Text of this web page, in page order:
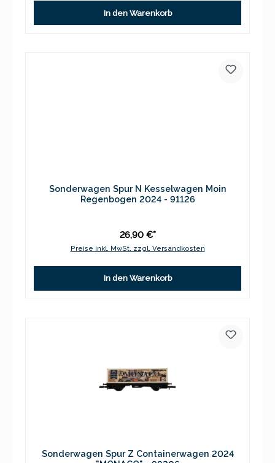
In den Warenkorb
Sonderwagen Spur N Kesselwagen Moin
Regenbogen 2024 - 91126
26,90 €*
Preise inkl. MwSt. zzgl. Versandkosten
In den Warenkorb
Sonderwagen Spur Z Containerwagen 2024